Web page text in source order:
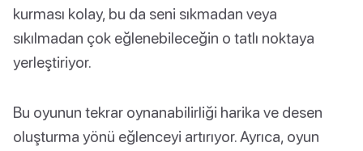
kurması kolay, bu da seni sıkmadan veya
sıkılmadan çok eğlenebileceğin o tatlı noktaya
yerleştiriyor.
Bu oyunun tekrar oynanabilirliği harika ve desen
oluşturma yönü eğlenceyi artırıyor. Ayrıca, oyun